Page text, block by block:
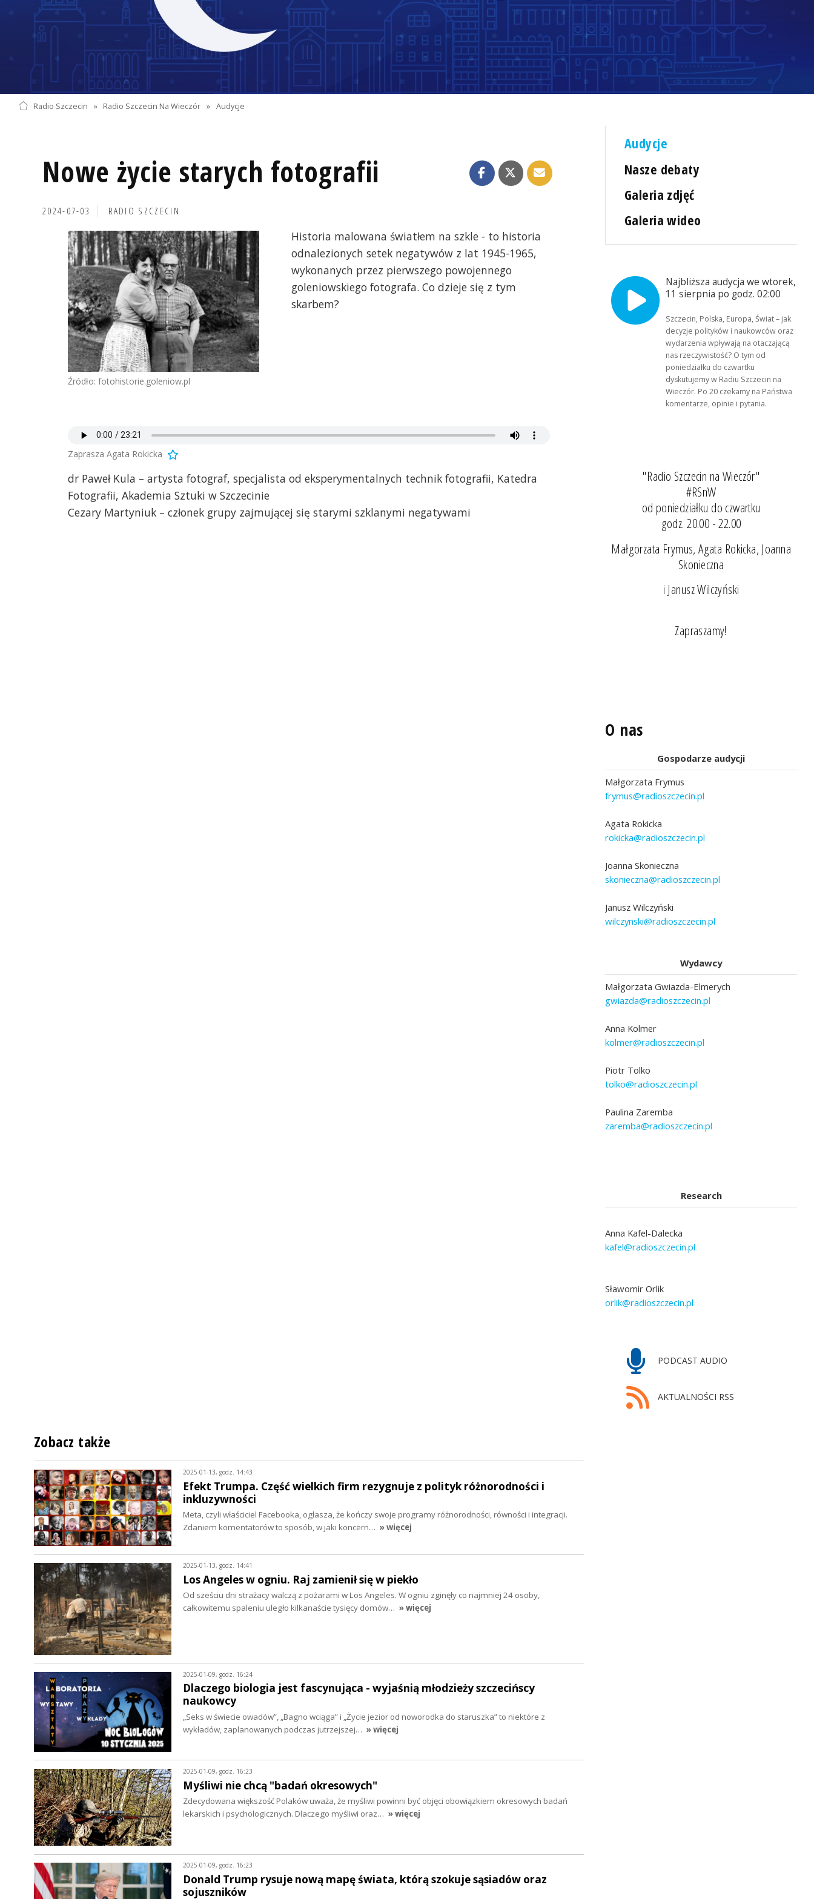
Radio Szczecin » Radio Szczecin Na Wieczór » Audycje
Nowe życie starych fotografii
2024-07-03 RADIO SZCZECIN
Źródło: fotohistorie.goleniow.pl
Historia malowana światłem na szkle - to historia
odnalezionych setek negatywów z lat 1945-1965,
wykonanych przez pierwszego powojennego
goleniowskiego fotografa. Co dzieje się z tym
skarbem?
Zaprasza Agata Rokicka
dr Paweł Kula – artysta fotograf, specjalista od eksperymentalnych technik fotografii, Katedra
Fotografii, Akademia Sztuki w Szczecinie
Cezary Martyniuk – członek grupy zajmującej się starymi szklanymi negatywami
Audycje
Nasze debaty
Galeria zdjęć
Galeria wideo
Najbliższa audycja we wtorek,
11 sierpnia po godz. 02:00
Szczecin, Polska, Europa, Świat – jak
decyzje polityków i naukowców oraz
wydarzenia wpływają na otaczającą
nas rzeczywistość? O tym od
poniedziałku do czwartku
dyskutujemy w Radiu Szczecin na
Wieczór. Po 20 czekamy na Państwa
komentarze, opinie i pytania.
"Radio Szczecin na Wieczór"
#RSnW
od poniedziałku do czwartku
godz. 20.00 - 22.00
Małgorzata Frymus, Agata Rokicka, Joanna
Skonieczna
i Janusz Wilczyński
Zapraszamy!
O nas
Gospodarze audycji
Małgorzata Frymus
frymus@radioszczecin.pl
Agata Rokicka
rokicka@radioszczecin.pl
Joanna Skonieczna
skonieczna@radioszczecin.pl
Janusz Wilczyński
wilczynski@radioszczecin.pl
Wydawcy
Małgorzata Gwiazda-Elmerych
gwiazda@radioszczecin.pl
Anna Kolmer
kolmer@radioszczecin.pl
Piotr Tolko
tolko@radioszczecin.pl
Paulina Zaremba
zaremba@radioszczecin.pl
Research
Anna Kafel-Dalecka
kafel@radioszczecin.pl
Sławomir Orlik
orlik@radioszczecin.pl
PODCAST AUDIO
AKTUALNOŚCI RSS
Zobacz także
2025-01-13, godz. 14:43
Efekt Trumpa. Część wielkich firm rezygnuje z polityk różnorodności i
inkluzywności
Meta, czyli właściciel Facebooka, ogłasza, że kończy swoje programy różnorodności, równości i integracji.
Zdaniem komentatorów to sposób, w jaki koncern… » więcej
2025-01-13, godz. 14:41
Los Angeles w ogniu. Raj zamienił się w piekło
Od sześciu dni strażacy walczą z pożarami w Los Angeles. W ogniu zginęły co najmniej 24 osoby,
całkowitemu spaleniu uległo kilkanaście tysięcy domów… » więcej
2025-01-09, godz. 16:24
Dlaczego biologia jest fascynująca - wyjaśnią młodzieży szczecińscy
naukowcy
„Seks w świecie owadów”, „Bagno wciąga” i „Życie jezior od noworodka do staruszka” to niektóre z
wykładów, zaplanowanych podczas jutrzejszej… » więcej
2025-01-09, godz. 16:23
Myśliwi nie chcą "badań okresowych"
Zdecydowana większość Polaków uważa, że myśliwi powinni być objęci obowiązkiem okresowych badań
lekarskich i psychologicznych. Dlaczego myśliwi oraz… » więcej
2025-01-09, godz. 16:23
Donald Trump rysuje nową mapę świata, którą szokuje sąsiadów oraz
sojuszników